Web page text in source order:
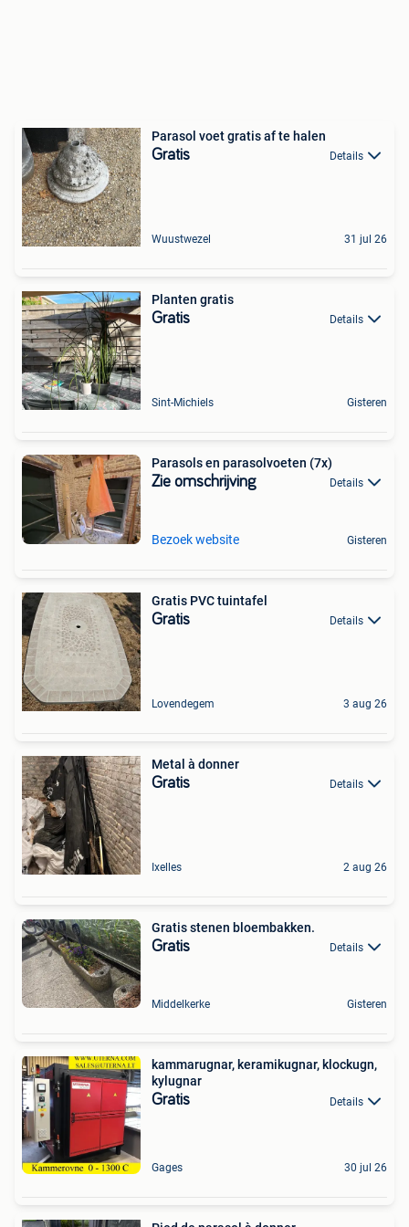
Parasol voet gratis af te halen
Gratis Details
Wuustwezel 31 jul 26
Planten gratis
Gratis Details
Sint-Michiels Gisteren
Parasols en parasolvoeten (7x)
Zie omschrijving Details
Bezoek website Gisteren
Gratis PVC tuintafel
Gratis Details
Lovendegem 3 aug 26
Metal à donner
Gratis Details
Ixelles 2 aug 26
Gratis stenen bloembakken.
Gratis Details
Middelkerke Gisteren
kammarugnar, keramikugnar, klockugn,
kylugnar
Gratis Details
Gages 30 jul 26